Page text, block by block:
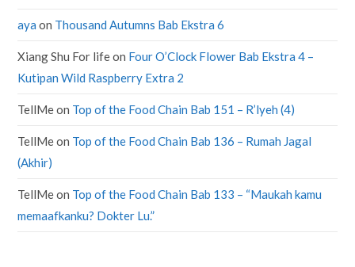
aya on Thousand Autumns Bab Ekstra 6
Xiang Shu For lifeon Four O’Clock Flower Bab Ekstra 4 –
Kutipan Wild Raspberry Extra 2
TellMeon Top of the Food Chain Bab 151 – R’lyeh (4)
TellMeon Top of the Food Chain Bab 136 – Rumah Jagal
(Akhir)
TellMeon Top of the Food Chain Bab 133 – “Maukah kamu
memaafkanku? Dokter Lu.”